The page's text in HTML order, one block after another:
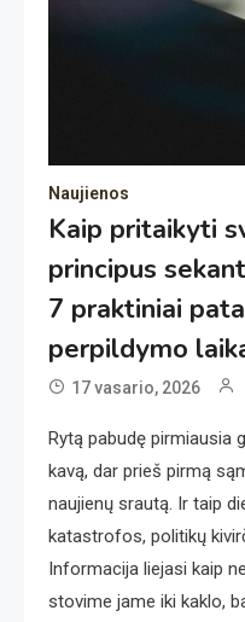
Naujienos
Kaip pritaikyti
principus
7 praktiniai
perpildymo
17 vasario, 2026
Rytą pabudę pirmiausia
kavą, dar prieš pirmą
naujienų srautą. Ir taip
katastrofos, politikų
Informacija liejasi kaip
stovime jame iki kaklo,